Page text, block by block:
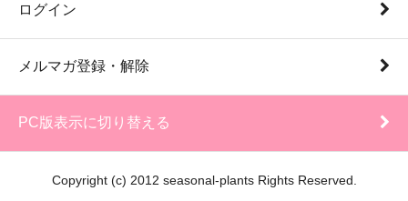
ログイン
メルマガ登録・解除
PC版表示に切り替える
Copyright (c) 2012 seasonal-plants Rights Reserved.